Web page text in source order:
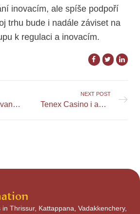
inovacím, ale spíše podpoří
trhu bude i nadále záviset na
k regulaci a inovacím.
Een overzicht van de meest populaire spellen bij LoloCasino
NEXT POST
Tenex Casino i automaty – czy gra naprawdę się opłaca?
Thrissur, Kattappana, Vadakkenchery,